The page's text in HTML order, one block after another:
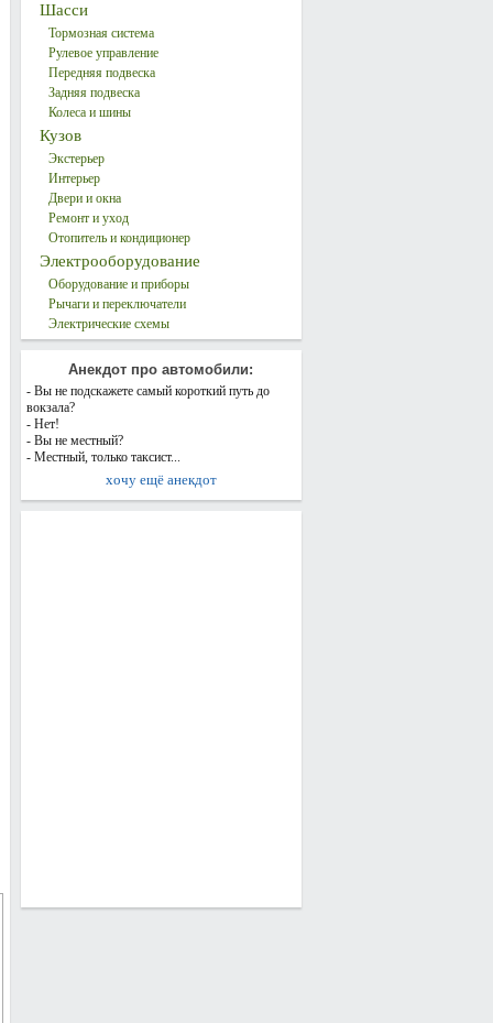
Шасси
Тормозная система
Рулевое управление
Передняя подвеска
Задняя подвеска
Колеса и шины
Кузов
Экстерьер
Интерьер
Двери и окна
Ремонт и уход
Отопитель и кондиционер
Электрооборудование
Оборудование и приборы
Рычаги и переключатели
Электрические схемы
Анекдот про автомобили:
- Вы не подскажете самый короткий путь до
вокзала?
- Нет!
- Вы не местный?
- Местный, только таксист...
хочу ещё анекдот